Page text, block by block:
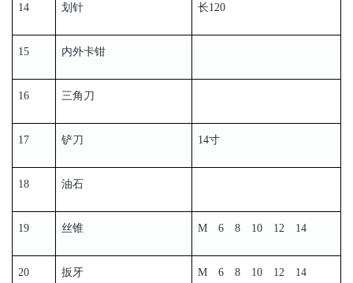
14 划针 长120
15 内外卡钳
16 三角刀
17 铲刀 14寸
18 油石
19 丝锥 M 6 8 10 12 14
20 扳牙 M 6 8 10 12 14